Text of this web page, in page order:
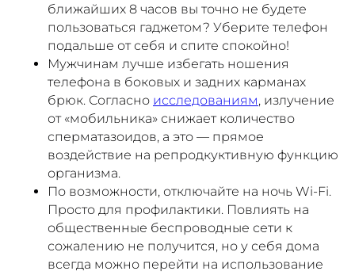
ближайших 8 часов вы точно не будете
пользоваться гаджетом? Уберите телефон
подальше от себя и спите спокойно!
Мужчинам лучше избегать ношения
телефона в боковых и задних карманах
брюк. Согласно исследованиям, излучение
от «мобильника» снижает количество
сперматазоидов, а это — прямое
воздействие на репродкуктивную функцию
организма.
По возможности, отключайте на ночь Wi-Fi.
Просто для профилактики. Повлиять на
общественные беспроводные сети к
сожалению не получится, но у себя дома
всегда можно перейти на использование